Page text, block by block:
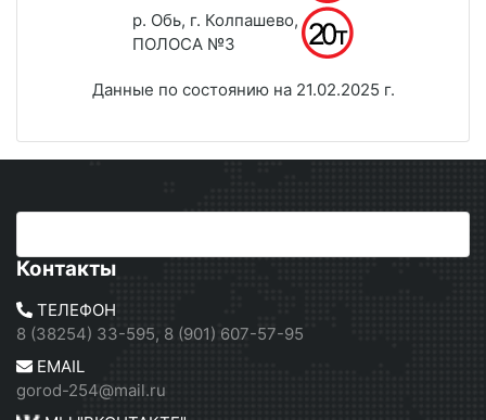
р. Обь, г. Колпашево,
ПОЛОСА №3
Данные по состоянию на 21.02.2025 г.
Контакты
ТЕЛЕФОН
8 (38254) 33-595, 8 (901) 607-57-95
EMAIL
gorod-254@mail.ru